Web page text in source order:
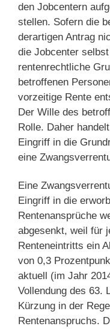
den Jobcentern
stellen. Sofern die
derartigen Antrag
die Jobcenter
rentenrechtliche
betroffenen
vorzeitige Rente
Der Wille des
Rolle. Daher
Eingriff in die
eine
Eine
Eingriff in die
Rentenansprüche
abgesenkt, weil für
Renteneintritts ein
von 0,3
aktuell (im Jahr
Vollendung des 63.
Kürzung in der
Rentenanspruchs.